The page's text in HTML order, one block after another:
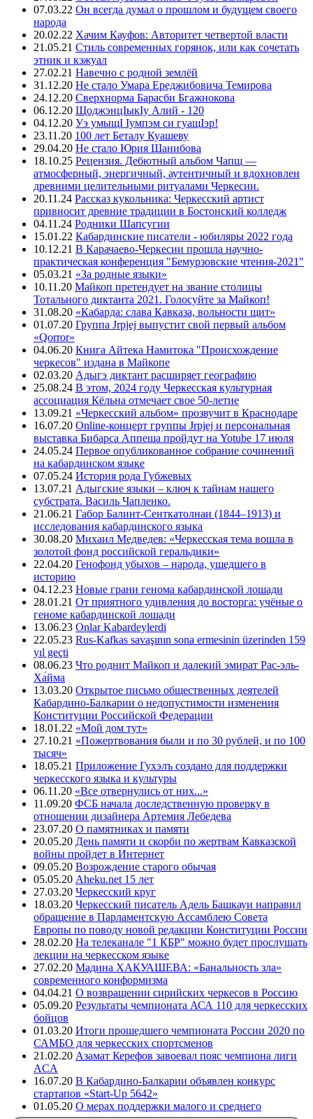
07.03.22 Он всегда думал о прошлом и будущем своего
народа
20.02.22 Хачим Кауфов: Авторитет четвертой власти
21.05.21 Стиль современных горянок, или как сочетать
этник и кэжуал
27.02.21 Навечно с родной землёй
31.12.20 Не стало Умара Ереджибовича Темирова
24.12.20 Сверхнорма Барасби Бгажнокова
06.12.20 ЩоджэнцIыкIу Алий - 120
04.12.20 Уэ умыщI Iумпэм си гуащIэр!
23.11.20 100 лет Беталу Куашеву
29.04.20 Не стало Юрия Шанибова
18.10.25 Рецензия. Дебютный альбом Чапщ —
атмосферный, энергичный, аутентичный и вдохновлен
древними целительными ритуалами Черкесии.
20.11.24 Рассказ кукольника: Черкесский артист
привносит древние традиции в Бостонский колледж
04.11.24 Родники Шапсугии
15.01.22 Кабардинские писатели - юбиляры 2022 года
10.12.21 В Карачаево-Черкесии прошла научно-
практическая конференция "Бемурзовские чтения-2021"
05.03.21 «За родные языки»
10.11.20 Майкоп претендует на звание столицы
Тотального диктанта 2021. Голосуйте за Майкоп!
31.08.20 «Кабарда: слава Кавказа, вольности щит»
01.07.20 Группа Jrpjej выпустит свой первый альбом
«Qorror»
04.06.20 Книга Айтека Намитока "Происхождение
черкесов" издана в Майкопе
02.03.20 Адыгэ диктант расширяет географию
25.08.24 В этом, 2024 году Черкесская культурная
ассоциация Кёльна отмечает свое 50-летие
13.09.21 «Черкесский альбом» прозвучит в Краснодаре
16.07.20 Online-концерт группы Jrpjej и персональная
выставка Бибарса Аппеша пройдут на Yotube 17 июля
24.05.24 Первое опубликованное собрание сочинений
на кабардинском языке
07.05.24 История рода Губжевых
13.07.21 Адыгские языки – ключ к тайнам нашего
субстрата. Василь Чапленко.
21.06.21 Габор Балинт-Сенткатолнаи (1844–1913) и
исследования кабардинского языка
30.08.20 Михаил Медведев: «Черкесская тема вошла в
золотой фонд российской геральдики»
22.04.20 Генофонд убыхов – народа, ушедшего в
историю
04.12.23 Новые грани генома кабардинской лошади
28.01.21 От приятного удивления до восторга: учёные о
геноме кабардинской лошади
13.06.23 Onlar Kabardeylerdi
22.05.23 Rus-Kafkas savaşının sona ermesinin üzerinden 159
yıl geçti
08.06.23 Что роднит Майкоп и далекий эмират Рас-эль-
Ха́йма
13.03.20 Открытое письмо общественных деятелей
Кабардино-Балкарии о недопустимости изменения
Конституции Российской Федерации
18.01.22 «Мой дом тут»
27.10.21 «Пожертвования были и по 30 рублей, и по 100
тысяч»
18.05.21 Приложение Гухэлъ создано для поддержки
черкесского языка и культуры
06.11.20 «Все отвернулись от них...»
11.09.20 ФСБ начала доследственную проверку в
отношении дизайнера Артемия Лебедева
23.07.20 О памятниках и памяти
20.05.20 День памяти и скорби по жертвам Кавказской
войны пройдет в Интернет
09.05.20 Возрождение старого обычая
05.05.20 Aheku.net 15 лет
27.03.20 Черкесский круг
18.03.20 Черкесский писатель Адель Башкауи направил
обращение в Парламентскую Ассамблею Совета
Европы по поводу новой редакции Конституции России
28.02.20 На телеканале "1 КБР" можно будет прослушать
лекции на черкесском языке
27.02.20 Мадина ХАКУАШЕВА: «Банальность зла»
современного конформизма
04.04.21 О возвращении сирийских черкесов в Россию
05.09.20 Результаты чемпионата АСА 110 для черкесских
бойцов
01.03.20 Итоги прошедшего чемпионата России 2020 по
САМБО для черкесских спортсменов
21.02.20 Азамат Керефов завоевал пояс чемпиона лиги
ACA
16.07.20 В Кабардино-Балкарии объявлен конкурс
стартапов «Start-Up 5642»
01.05.20 О мерах поддержки малого и среднего